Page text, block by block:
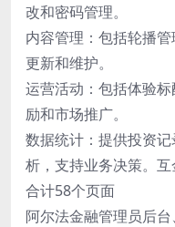
改和密码管理。
内容管理：包括轮播
更新和维护。
运营活动：包括体验
励和市场推广。
数据统计：提供投资
析，支持业务决策。
合计58个页面
阿尔法金融管理员后台